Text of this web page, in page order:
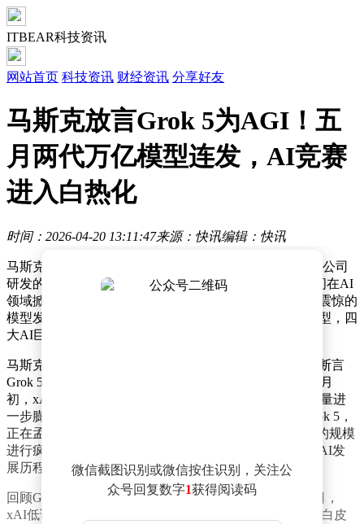
ITBEAR科技资讯
网站首页 科技资讯 财经资讯 分享好友
马斯克放言Grok 5为AGI！五
月两代万亿模型连发，AI竞赛
进入白热化
时间：2026-04-20 13:11:47来源：快讯编辑：快讯
马斯克再次语出惊人，在社交平台X上宣称，其旗下xAI公司
研发的Grok 5就是通用人工智能（AGI），这一言论瞬间在AI
领域掀起轩然大波。与此同时，他还公布了一份让行业震惊的
模型发布路线图，计划在五月接连推出两款万亿参数模型，四
大AI巨头围绕AGI的竞赛已然进入白热化阶段。
马斯克此次表态十分干脆，没有丝毫模棱两可。他不仅断言
Grok 5就是AGI，还详细阐述了后续的模型发布计划。5月
初，xAI将推出参数量达1万亿的Grok 4.4；5月底，参数量进
一步膨胀至1.5万亿的Grok 4.5也将面世。而终极目标Grok 5，
正在孟菲斯的Colossus 2超级计算集群上，以6万亿参数的规模
进行疯狂训练。如此密集且大规模的模型发布计划，在AI发
展历程中极为罕见。
回顾Grok系列模型的发展历程，可谓节奏紧凑。4月17日，
xAI低调上线了Grok 4.3 Beta版本，没有官方博客、技术白皮
微信截图识别或微信按住识别，关注公
众号回复数字1获得阅读码